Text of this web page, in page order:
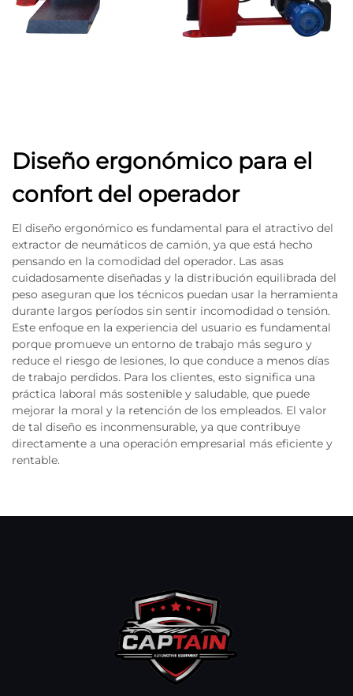
Diseño ergonómico para el
confort del operador
El diseño ergonómico es fundamental para el atractivo del
extractor de neumáticos de camión, ya que está hecho
pensando en la comodidad del operador. Las asas
cuidadosamente diseñadas y la distribución equilibrada del
peso aseguran que los técnicos puedan usar la herramienta
durante largos períodos sin sentir incomodidad o tensión.
Este enfoque en la experiencia del usuario es fundamental
porque promueve un entorno de trabajo más seguro y
reduce el riesgo de lesiones, lo que conduce a menos días
de trabajo perdidos. Para los clientes, esto significa una
práctica laboral más sostenible y saludable, que puede
mejorar la moral y la retención de los empleados. El valor
de tal diseño es inconmensurable, ya que contribuye
directamente a una operación empresarial más eficiente y
rentable.